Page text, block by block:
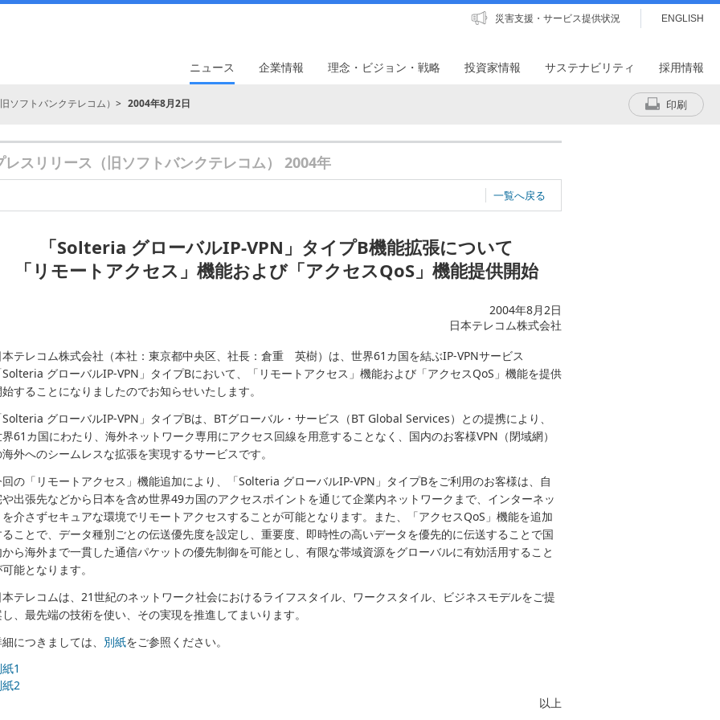
災害支援・サービス提供状況 ENGLISH
ニュース 企業情報 理念・ビジョン・戦略 投資家情報 サステナビリティ 採用情報
ソフトバンクテレコム） 2004年8月2日 印刷
レスリリース（旧ソフトバンクテレコム） 2004年
一覧へ戻る
「Solteria グローバルIP-VPN」タイプB機能拡張について
「リモートアクセス」機能および「アクセスQoS」機能提供開始
2004年8月2日
日本テレコム株式会社
テレコム株式会社（本社：東京都中央区、社長：倉重 英樹）は、世界61カ国を結ぶIP-VPNサービス
グローバルIP-VPN」タイプBにおいて、「リモートアクセス」機能および「アクセスQoS」機能を提供
することになりましたのでお知らせいたします。
グローバルIP-VPN」タイプBは、BTグローバル・サービス（BT Global Services）との提携により、
61カ国にわたり、海外ネットワーク専用にアクセス回線を用意することなく、国内のお客様VPN（閉域網）
外へのシームレスな拡張を実現するサービスです。
の「リモートアクセス」機能追加により、「Solteria グローバルIP-VPN」タイプBをご利用のお客様は、自
出張先などから日本を含め世界49カ国のアクセスポイントを通じて企業内ネットワークまで、インターネッ
介さずセキュアな環境でリモートアクセスすることが可能となります。また、「アクセスQoS」機能を追加
ことで、データ種別ごとの伝送優先度を設定し、重要度、即時性の高いデータを優先的に伝送することで国
ら海外まで一貫した通信パケットの優先制御を可能とし、有限な帯域資源をグローバルに有効活用すること
能となります。
テレコムは、21世紀のネットワーク社会におけるライフスタイル、ワークスタイル、ビジネスモデルをご提
、最先端の技術を使い、その実現を推進してまいります。
につきましては、 別紙をご参照ください。
1
2
以上